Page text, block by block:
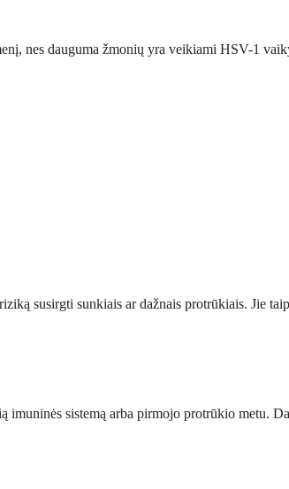
nes dauguma žmonių yra veikiami HSV-1
susirgti sunkiais ar dažnais protrūkiais. Jie
imuninės sistemą arba pirmojo protrūkio metu.